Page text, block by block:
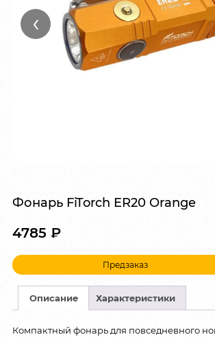
‹
Фонарь FiTorch ER20 Orange
4785 ₽
Предзаказ
Описание Характеристики
Компактный фонарь для повседневного